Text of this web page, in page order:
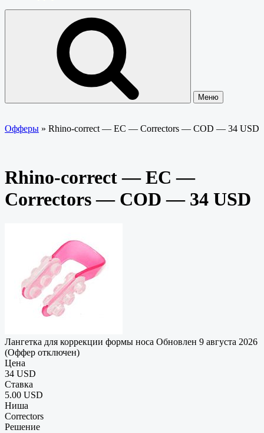
Меню
Офферы » Rhino-correct — EC — Correctors — COD — 34 USD
Rhino-correct — EC —
Correctors — COD — 34 USD
Лангетка для коррекции формы носа Обновлен 9 августа 2026
(Оффер отключен)
Цена
34 USD
Ставка
5.00 USD
Ниша
Correctors
Решение